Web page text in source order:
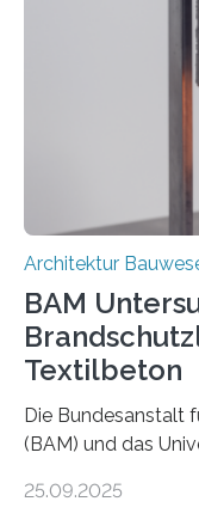
Architektur
BAM
Textilbeton
Die Bundesanstalt
(BAM) und das
untersuchen in
25.09.2025